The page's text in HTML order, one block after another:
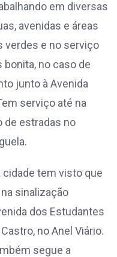
em diversas
avenidas e áreas
verdes e no serviço
bonita, no caso de
junto à Avenida
serviço até na
de estradas no
tem visto que
sinalização
dos Estudantes
no Anel Viário.
segue a